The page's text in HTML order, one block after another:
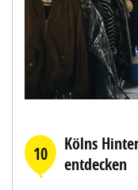
10
Kölns
entdecken